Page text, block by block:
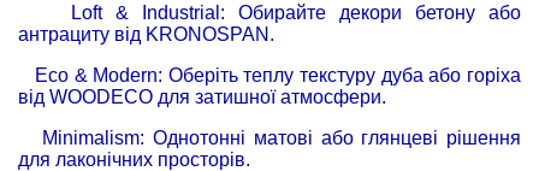
Loft & Industrial: Обирайте декори бетону або
антрациту від KRONOSPAN.
Eco & Modern: Оберіть теплу текстуру дуба або горіха
від WOODECO для затишної атмосфери.
Minimalism: Однотонні матові або глянцеві рішення
для лаконічних просторів.